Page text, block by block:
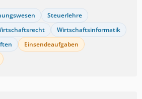
Steuerlehre
Wirtschaftsinformatik
Einsendeaufgaben